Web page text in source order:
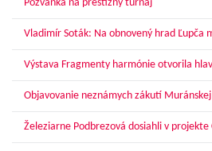
Pozvánka na prestížny turnaj
Vladimír Soták: Na obnovený hrad Ľupča
Výstava Fragmenty harmónie otvorila
Objavovanie neznámych zákutí
Železiarne Podbrezová dosiahli v projekte